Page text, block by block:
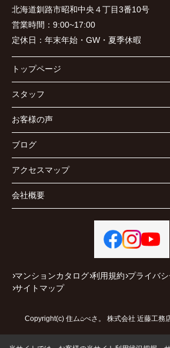
北海道釧路市昭和中央４丁目3番10号
営業時間： 9:00~17:00
定休日： 年末年始・GW・夏季休暇
トップページ
スタッフ
お客様の声
ブログ
アクセスマップ
会社概要
マンションカタログ 利用規約 プライバ
サイトマップ
Copyright(c) 住ム⌂べさ。 株式会社 近藤工務